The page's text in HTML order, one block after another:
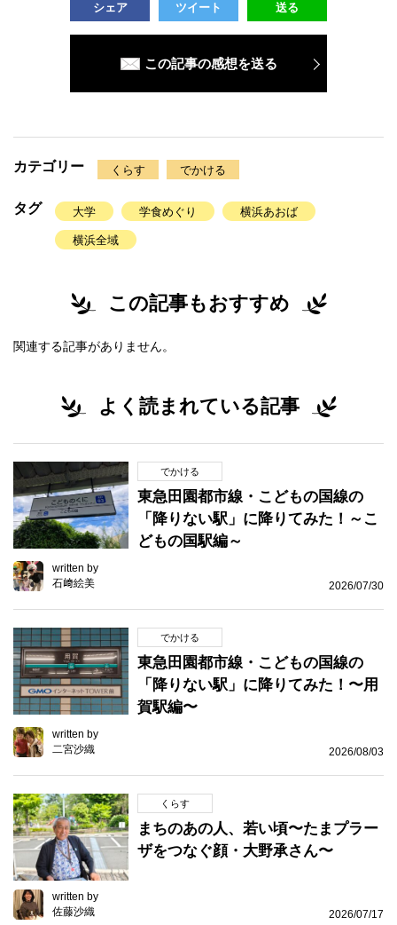
シェア ツイート 送る
この記事の感想を送る
カテゴリー くらす でかける
タグ 大学 学食めぐり 横浜あおば
横浜全域
この記事もおすすめ
関連する記事がありません。
よく読まれている記事
でかける
東急田園都市線・こどもの国線の
「降りない駅」に降りてみた！～こ
どもの国駅編～
written by
石﨑絵美
2026/07/30
でかける
東急田園都市線・こどもの国線の
「降りない駅」に降りてみた！〜用
賀駅編〜
written by
二宮沙織
2026/08/03
くらす
まちのあの人、若い頃〜たまプラー
ザをつなぐ顔・大野承さん〜
written by
佐藤沙織
2026/07/17